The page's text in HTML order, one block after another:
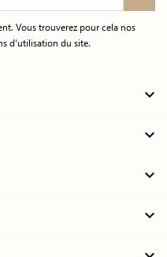
Vous trouverez pour cela nos
d'utilisation du site.



